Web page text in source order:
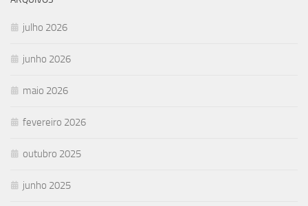
julho 2026
junho 2026
maio 2026
fevereiro 2026
outubro 2025
junho 2025